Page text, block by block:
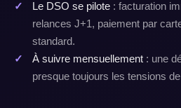
Le DSO se pilote : facturation
relances J+1, paiement par
standard.
À suivre mensuellement : une
presque toujours les tensions